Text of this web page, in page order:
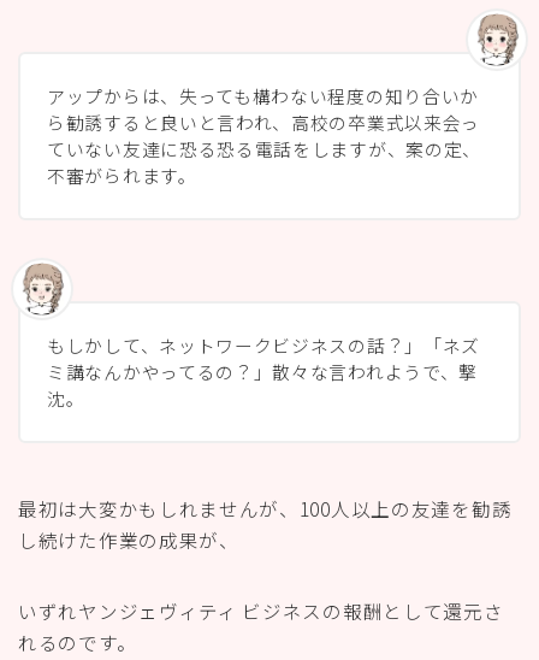
アップからは、失っても構わない程度の知り合いか
ら勧誘すると良いと言われ、高校の卒業式以来会っ
ていない友達に恐る恐る電話をしますが、案の定、
不審がられます。
もしかして、ネットワークビジネスの話？」「ネズ
ミ講なんかやってるの？」散々な言われようで、撃
沈。
最初は大変かもしれませんが、100人以上の友達を勧誘
し続けた作業の成果が、
いずれヤンジェヴィティ ビジネスの報酬として還元さ
れるのです。